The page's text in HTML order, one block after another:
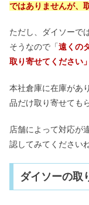
ではありませんが、
ただし、ダイソーで
そうなので「遠くの
取り寄せてください」
本社倉庫に在庫があ
品だけ取り寄せても
店舗によって対応が
認してみてくださいね
ダイソーの取